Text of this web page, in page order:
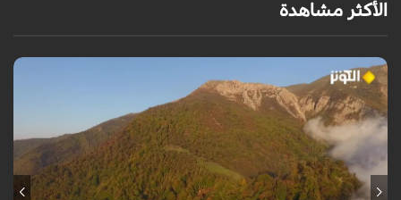
الأكثر مشاهدة
من قلب طبيعة هراز التي كانت يوماً من أجمل الموائل الطبيعية في إيران، يحذر